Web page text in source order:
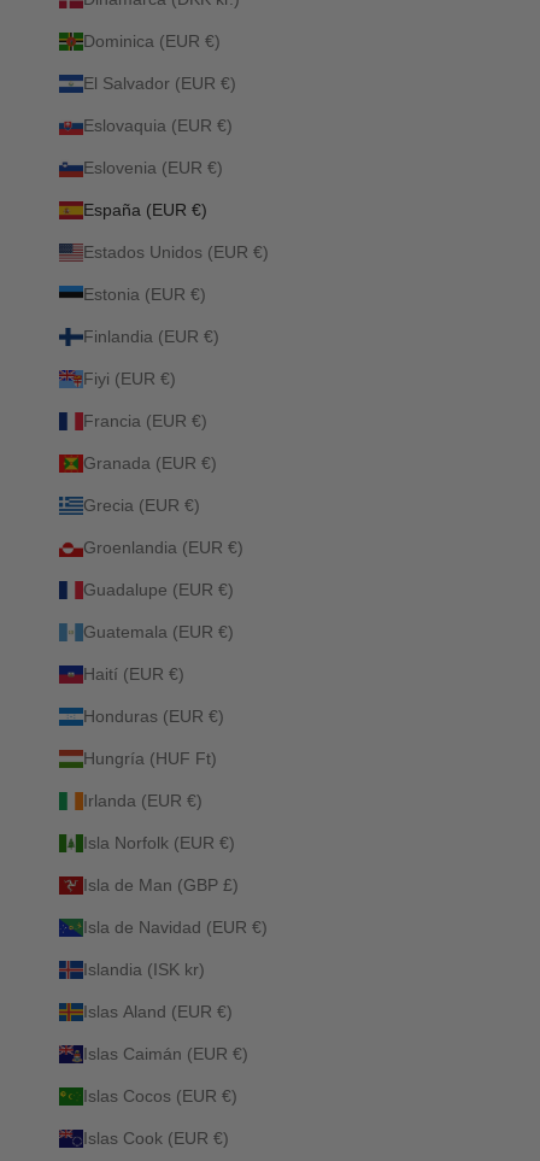
Dominica (EUR €)
El Salvador (EUR €)
Eslovaquia (EUR €)
Eslovenia (EUR €)
España (EUR €)
Estados Unidos (EUR €)
Estonia (EUR €)
Finlandia (EUR €)
Fiyi (EUR €)
Francia (EUR €)
Granada (EUR €)
Grecia (EUR €)
Groenlandia (EUR €)
Guadalupe (EUR €)
Guatemala (EUR €)
Haití (EUR €)
Honduras (EUR €)
Hungría (HUF Ft)
Irlanda (EUR €)
Isla Norfolk (EUR €)
Isla de Man (GBP £)
Isla de Navidad (EUR €)
Islandia (ISK kr)
Islas Aland (EUR €)
Islas Caimán (EUR €)
Islas Cocos (EUR €)
Islas Cook (EUR €)